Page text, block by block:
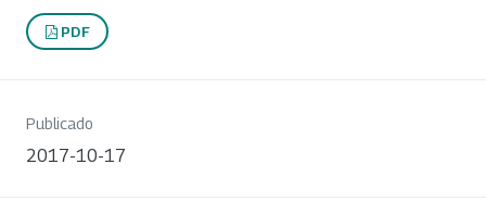
PDF
Publicado
2017-10-17